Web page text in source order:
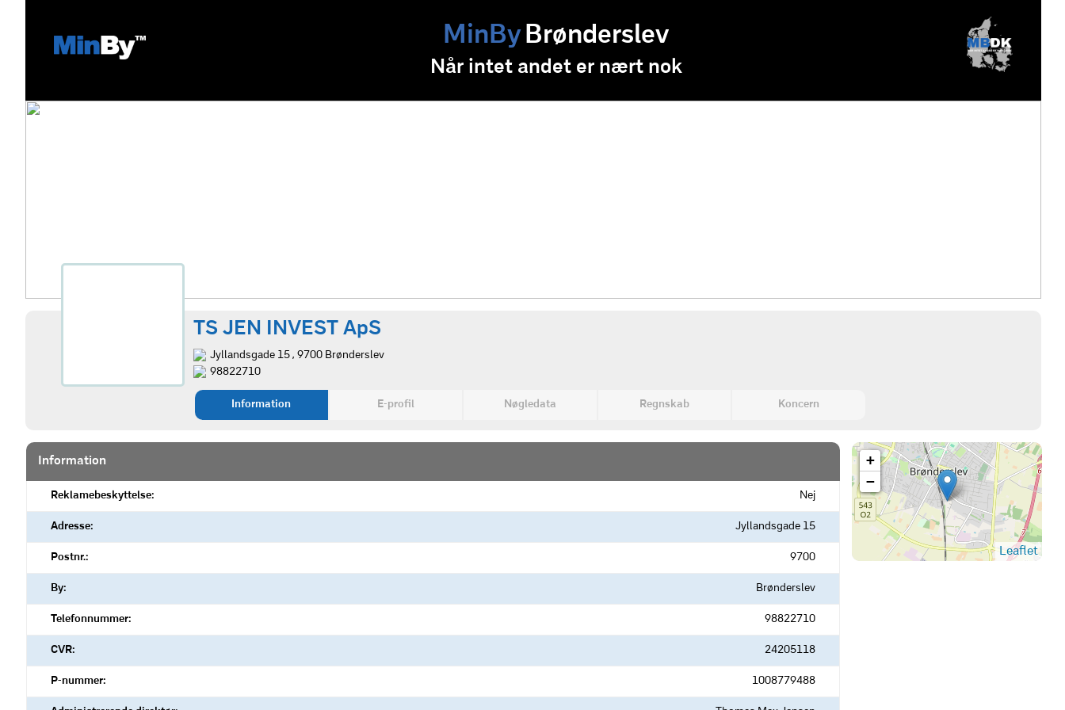
MinByBrønderslev
Når intet andet er nært nok
TS JEN INVEST ApS
Jyllandsgade 15 , 9700 Brønderslev
98822710
Information E-profil Nøgledata Regnskab Koncern
Information
Reklamebeskyttelse: Nej
Adresse: Jyllandsgade 15
Postnr.: 9700
By: Brønderslev
Telefonnummer: 98822710
CVR: 24205118
P-nummer: 1008779488
+
−
Leaflet